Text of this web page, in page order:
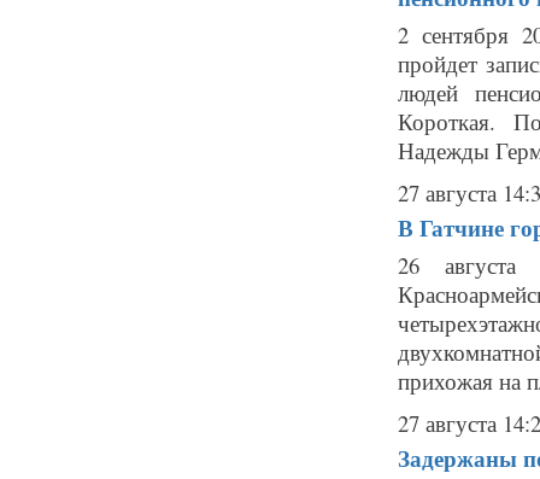
2 сентября
пройдет
людей
Короткая.
Надежды
27 августа
В Гатчине
26
прихожая на
27 августа
Задержаны